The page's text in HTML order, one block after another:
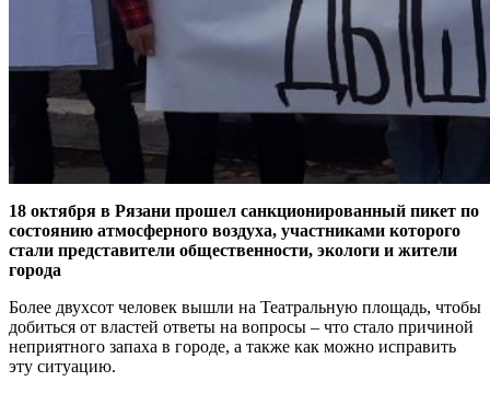
18 октября в Рязани прошел санкционированный пикет по
состоянию атмосферного воздуха, участниками которого
стали представители общественности, экологи и жители
города
Более двухсот человек вышли на Театральную площадь, чтобы
добиться от властей ответы на вопросы – что стало причиной
неприятного запаха в городе, а также как можно исправить
эту ситуацию.